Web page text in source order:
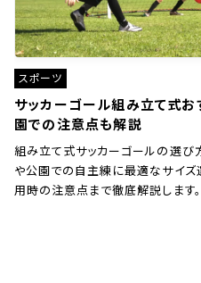
スポーツ
サッカーゴール組み立て式お
園での注意点も解説
組み立て式サッカーゴールの選び
や公園での自主練に最適なサイズ
用時の注意点まで徹底解説します。